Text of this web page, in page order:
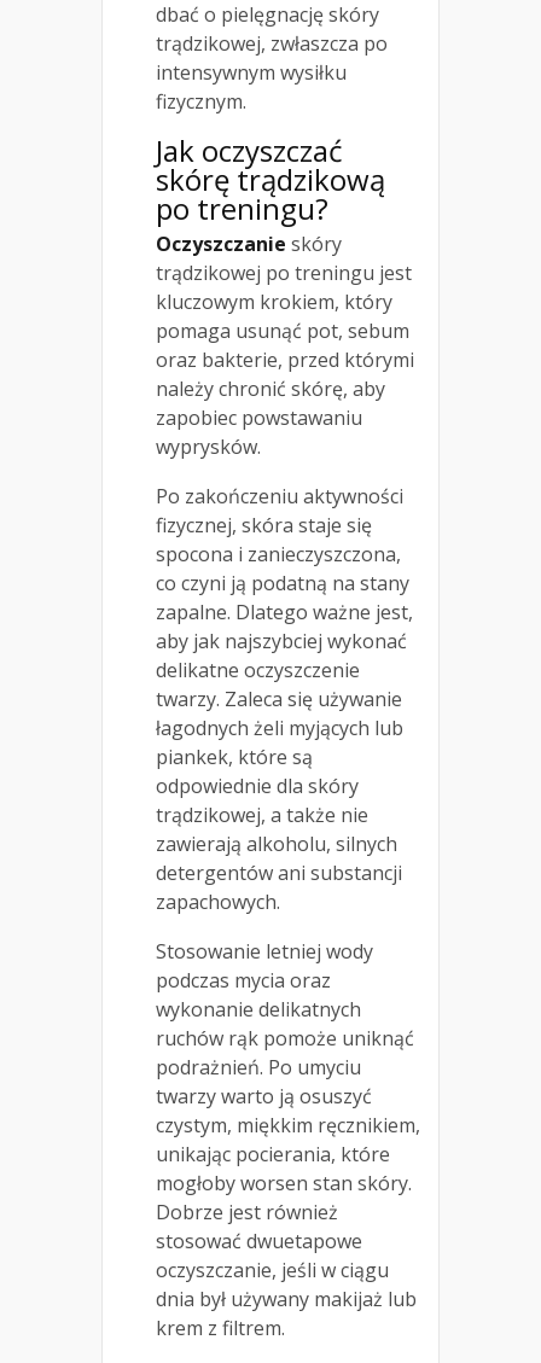
dbać o pielęgnację skóry
trądzikowej, zwłaszcza po
intensywnym wysiłku
fizycznym.
Jak oczyszczać
skórę trądzikową
po treningu?
Oczyszczanie skóry
trądzikowej po treningu jest
kluczowym krokiem, który
pomaga usunąć pot, sebum
oraz bakterie, przed którymi
należy chronić skórę, aby
zapobiec powstawaniu
wyprysków.
Po zakończeniu aktywności
fizycznej, skóra staje się
spocona i zanieczyszczona,
co czyni ją podatną na stany
zapalne. Dlatego ważne jest,
aby jak najszybciej wykonać
delikatne oczyszczenie
twarzy. Zaleca się używanie
łagodnych żeli myjących lub
piankek, które są
odpowiednie dla skóry
trądzikowej, a także nie
zawierają alkoholu, silnych
detergentów ani substancji
zapachowych.
Stosowanie letniej wody
podczas mycia oraz
wykonanie delikatnych
ruchów rąk pomoże uniknąć
podrażnień. Po umyciu
twarzy warto ją osuszyć
czystym, miękkim ręcznikiem,
unikając pocierania, które
mogłoby worsen stan skóry.
Dobrze jest również
stosować dwuetapowe
oczyszczanie, jeśli w ciągu
dnia był używany makijaż lub
krem z filtrem.